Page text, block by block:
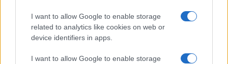
I want to allow Google to enable storage
related to analytics like cookies on web or
device identifiers in apps.
I want to allow Google to enable storage
Segnala